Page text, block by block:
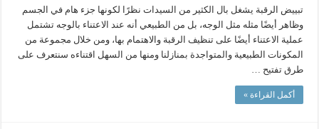
تبييض الرقبة يشغل بال الكثير من السيدات نظرًا لكونها جزء هام في الجسم
وظاهر أيضًا مثله مثل الوجه، بل من الطبيعي أنه عند الاعتناء بالوجه تشتمل
عملية الاعتناء أيضًا على تنظيف الرقبة والاهتمام بها، ومن خلال مجموعة من
المكونات الطبيعية والمتواجدة بمنازلنا ومنها من السهل اقتناءه سنتعرف على
طرق تفتيح …
أكمل القراءة »